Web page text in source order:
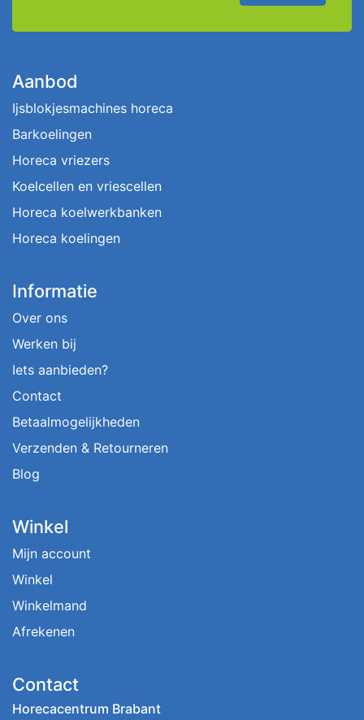
Aanbod
Ijsblokjesmachines horeca
Barkoelingen
Horeca vriezers
Koelcellen en vriescellen
Horeca koelwerkbanken
Horeca koelingen
Informatie
Over ons
Werken bij
Iets aanbieden?
Contact
Betaalmogelijkheden
Verzenden & Retourneren
Blog
Winkel
Mijn account
Winkel
Winkelmand
Afrekenen
Contact
Horecacentrum Brabant